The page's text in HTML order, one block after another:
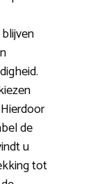
de
u
tot